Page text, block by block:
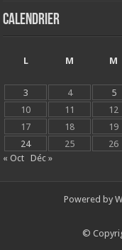
Calendrier
L
M M
3
4 5
10
11 12
17
18 19
24
25 26
« Oct
Déc »
Powered by
©